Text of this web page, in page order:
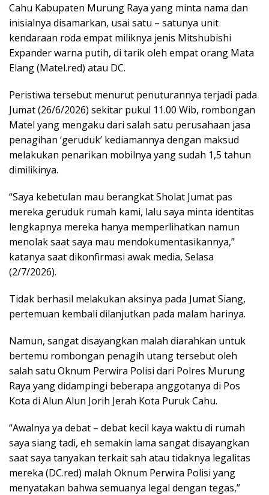
Cahu Kabupaten Murung Raya yang minta nama dan
inisialnya disamarkan, usai satu – satunya unit
kendaraan roda empat miliknya jenis Mitshubishi
Expander warna putih, di tarik oleh empat orang Mata
Elang (Matel.red) atau DC.
Peristiwa tersebut menurut penuturannya terjadi pada
Jumat (26/6/2026) sekitar pukul 11.00 Wib, rombongan
Matel yang mengaku dari salah satu perusahaan jasa
penagihan ‘geruduk’ kediamannya dengan maksud
melakukan penarikan mobilnya yang sudah 1,5 tahun
dimilikinya.
“Saya kebetulan mau berangkat Sholat Jumat pas
mereka geruduk rumah kami, lalu saya minta identitas
lengkapnya mereka hanya memperlihatkan namun
menolak saat saya mau mendokumentasikannya,”
katanya saat dikonfirmasi awak media, Selasa
(2/7/2026).
Tidak berhasil melakukan aksinya pada Jumat Siang,
pertemuan kembali dilanjutkan pada malam harinya.
Namun, sangat disayangkan malah diarahkan untuk
bertemu rombongan penagih utang tersebut oleh
salah satu Oknum Perwira Polisi dari Polres Murung
Raya yang didampingi beberapa anggotanya di Pos
Kota di Alun Alun Jorih Jerah Kota Puruk Cahu.
“Awalnya ya debat – debat kecil kaya waktu di rumah
saya siang tadi, eh semakin lama sangat disayangkan
saat saya tanyakan terkait sah atau tidaknya legalitas
mereka (DC.red) malah Oknum Perwira Polisi yang
menyatakan bahwa semuanya legal dengan tegas,”